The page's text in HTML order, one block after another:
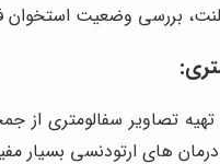
بررسی وضعیت
تهیه تصاویر سفالومتری
درمان های ارتودنسی بسیار